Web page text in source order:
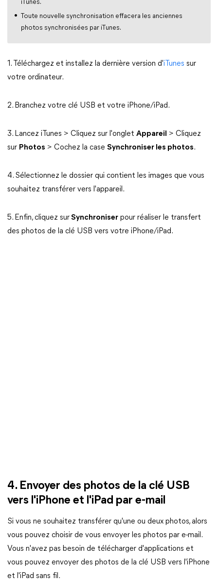
iTunes.
Toute nouvelle synchronisation effacera les anciennes
photos synchronisées par iTunes.
1. Téléchargez et installez la dernière version d'iTunes sur
votre ordinateur.
2. Branchez votre clé USB et votre iPhone/iPad.
3. Lancez iTunes > Cliquez sur l'onglet Appareil
> Cliquez
sur Photos > Cochez la case Synchroniser les photos.
4. Sélectionnez le dossier qui contient les images que vous
souhaitez transférer vers l'appareil.
5. Enfin, cliquez surSynchroniser pour réaliser le transfert
des photos de la clé USB vers votre iPhone/iPad.
4. Envoyer des photos de la clé USB
vers l'iPhone et l'iPad par e-mail
Si vous ne souhaitez transférer qu'une ou deux photos, alors
vous pouvez choisir de vous envoyer les photos par e-mail.
Vous n'avez pas besoin de télécharger d'applications et
vous pouvez envoyer des photos de la clé USB vers l'iPhone
et l'iPad sans fil.